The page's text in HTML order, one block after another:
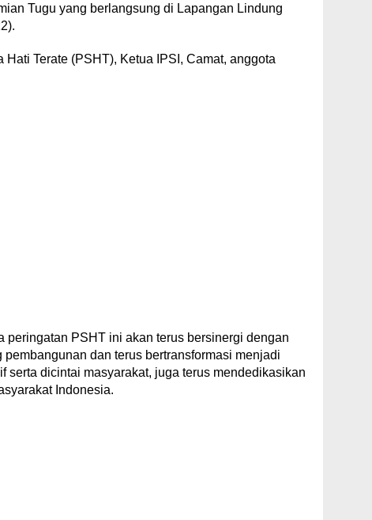
Tugu yang berlangsung di Lapangan Lindung
Terate (PSHT), Ketua IPSI, Camat, anggota
peringatan PSHT ini akan terus bersinergi dengan
dan terus bertransformasi menjadi
serta dicintai masyarakat, juga terus mendedikasikan
Indonesia.